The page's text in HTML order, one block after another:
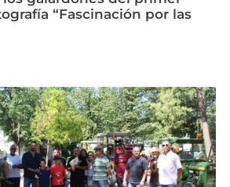
“Fascinación por las